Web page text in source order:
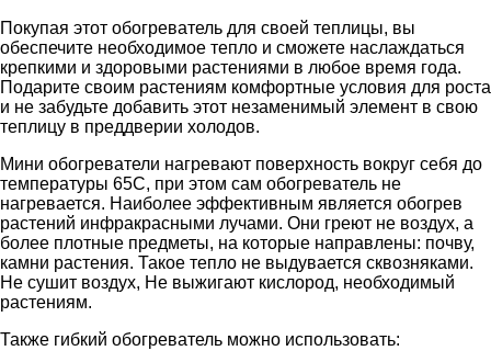
Покупая этот обогреватель для своей теплицы, вы
обеспечите необходимое тепло и сможете наслаждаться
крепкими и здоровыми растениями в любое время года.
Подарите своим растениям комфортные условия для роста
и не забудьте добавить этот незаменимый элемент в свою
теплицу в преддверии холодов.
Мини обогреватели нагревают поверхность вокруг себя до
температуры 65С, при этом сам обогреватель не
нагревается. Наиболее эффективным является обогрев
растений инфракрасными лучами. Они греют не воздух, а
более плотные предметы, на которые направлены: почву,
камни растения. Такое тепло не выдувается сквозняками.
Не сушит воздух, Не выжигают кислород, необходимый
растениям.
Также гибкий обогреватель можно использовать: